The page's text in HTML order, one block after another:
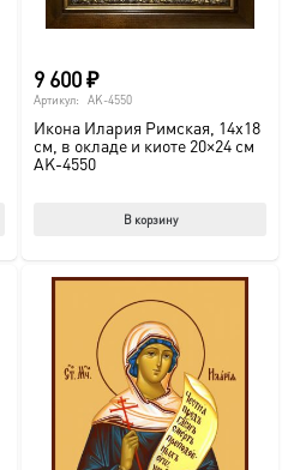
9 600₽
Артикул: AK-4550
Икона Илария Римская, 14х18
см, в окладе и киоте 20×24 см
AK-4550
В корзину